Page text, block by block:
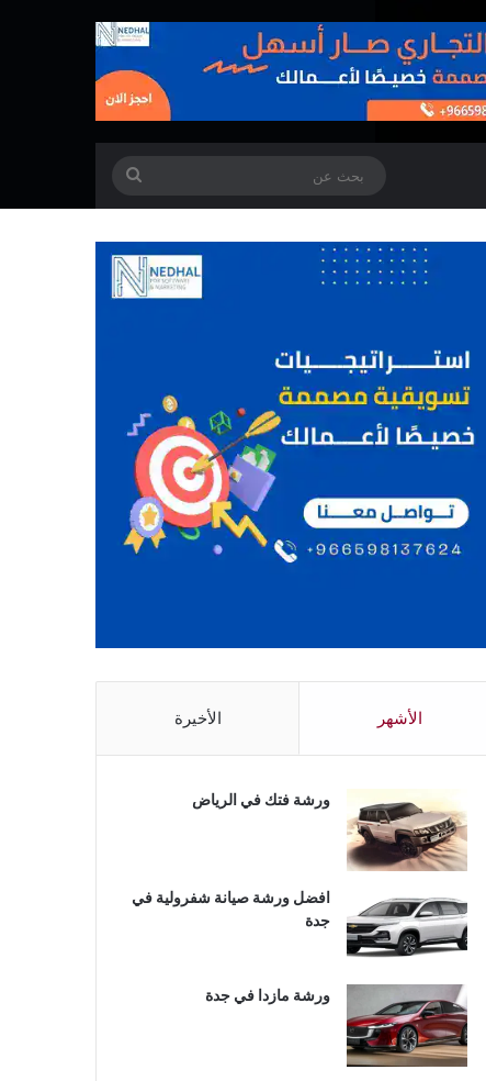
عن
الأشهر الأخيرة
ورشة فتك في الرياض
افضل ورشة صيانة شفرولية في
جدة
ورشة مازدا في جدة